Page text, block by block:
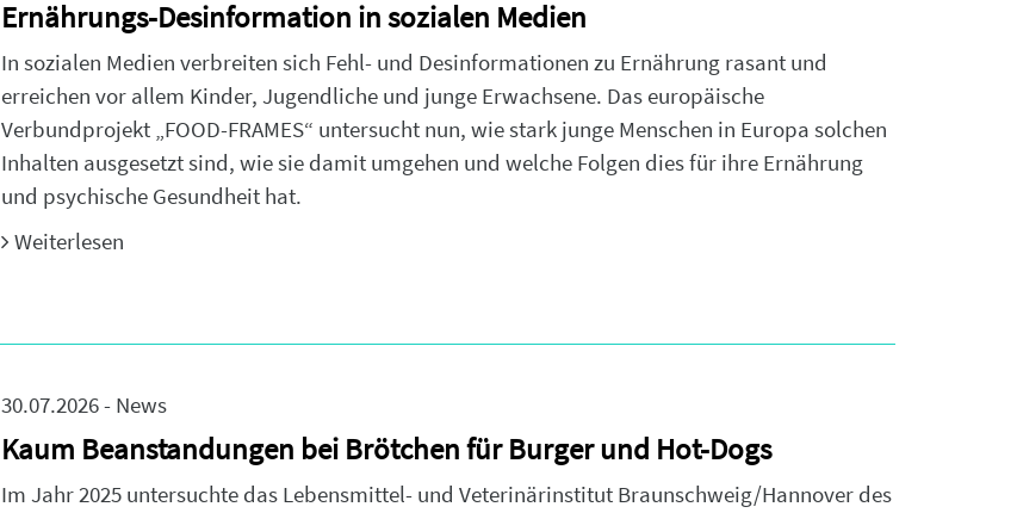
Ernährungs-Desinformation in sozialen Medien
In sozialen Medien verbreiten sich Fehl- und Desinformationen zu Ernährung rasant und
erreichen vor allem Kinder, Jugendliche und junge Erwachsene. Das europäische
Verbundprojekt „FOOD-FRAMES“ untersucht nun, wie stark junge Menschen in Europa solchen
Inhalten ausgesetzt sind, wie sie damit umgehen und welche Folgen dies für ihre Ernährung
und psychische Gesundheit hat.
Weiterlesen
30.07.2026 - News
Kaum Beanstandungen bei Brötchen für Burger und Hot-Dogs
Im Jahr 2025 untersuchte das Lebensmittel- und Veterinärinstitut Braunschweig/Hannover des